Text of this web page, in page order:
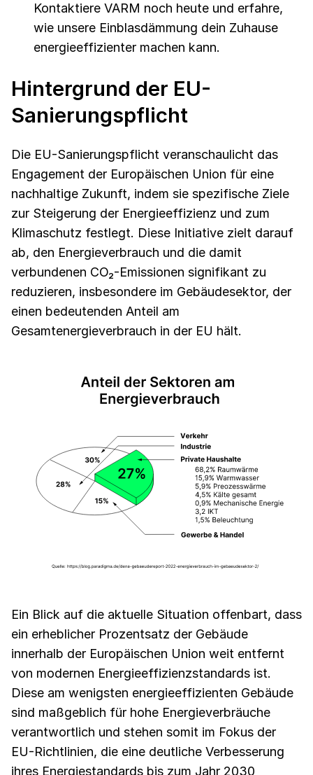
Kontaktiere VARM noch heute und erfahre,
wie unsere Einblasdämmung dein Zuhause
energieeffizienter machen kann.
Hintergrund der EU-
Sanierungspflicht
Die EU-Sanierungspflicht veranschaulicht das
Engagement der Europäischen Union für eine
nachhaltige Zukunft, indem sie spezifische Ziele
zur Steigerung der Energieeffizienz und zum
Klimaschutz festlegt. Diese Initiative zielt darauf
ab, den Energieverbrauch und die damit
verbundenen CO₂-Emissionen signifikant zu
reduzieren, insbesondere im Gebäudesektor, der
einen bedeutenden Anteil am
Gesamtenergieverbrauch in der EU hält.
Ein Blick auf die aktuelle Situation offenbart, dass
ein erheblicher Prozentsatz der Gebäude
innerhalb der Europäischen Union weit entfernt
von modernen Energieeffizienzstandards ist.
Diese am wenigsten energieeffizienten Gebäude
sind maßgeblich für hohe Energieverbräuche
verantwortlich und stehen somit im Fokus der
EU-Richtlinien, die eine deutliche Verbesserung
ihres Energiestandards bis zum Jahr 2030